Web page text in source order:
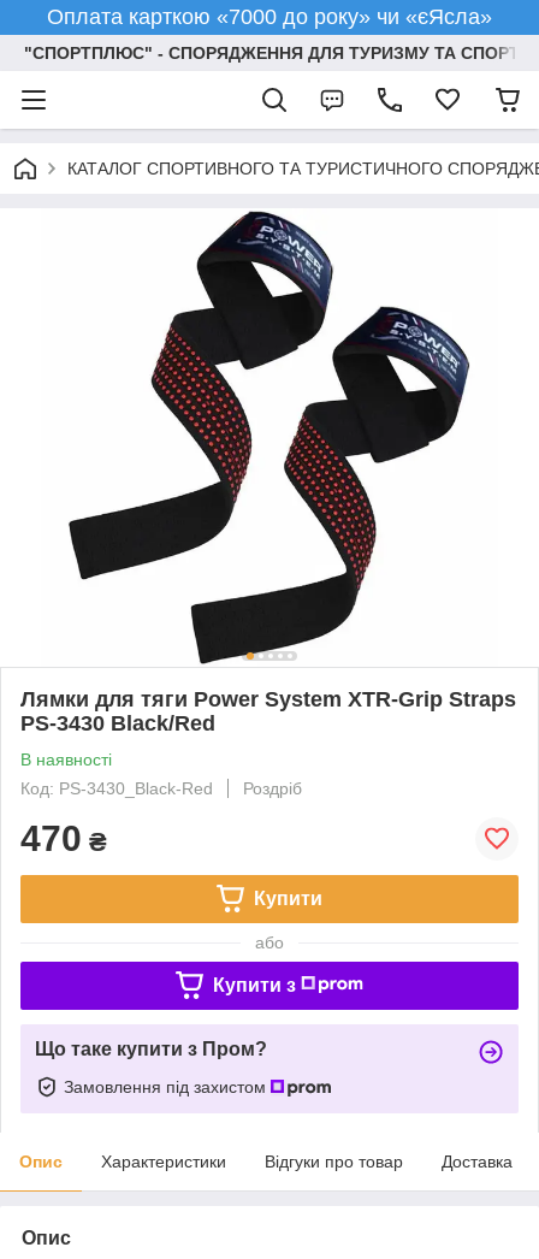
Оплата карткою «7000 до року» чи «єЯсла»
"СПОРТПЛЮС" - СПОРЯДЖЕННЯ ДЛЯ ТУРИЗМУ ТА СПОРТУ
КАТАЛОГ СПОРТИВНОГО ТА ТУРИСТИЧНОГО
Лямки для тяги Power System XTR-Grip Straps
PS-3430 Black/Red
В наявності
Код: PS-3430_Black-Red
Роздріб
470 ₴
Купити
або
Купити з
Що таке купити з Пром?
Замовлення під захистом
Опис Характеристики Відгуки про товар Доставка
Опис